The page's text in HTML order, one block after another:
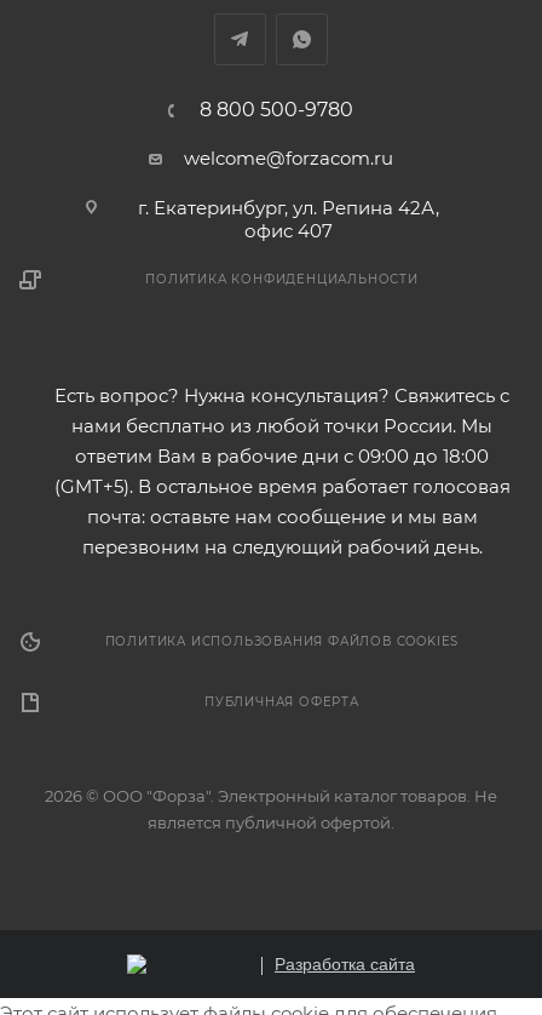
8 800 500-9780
welcome@forzacom.ru
г. Екатеринбург, ул. Репина 42А,
офис 407
ПОЛИТИКА КОНФИДЕНЦИАЛЬНОСТИ
Есть вопрос? Нужна консультация? Свяжитесь с
нами бесплатно из любой точки России. Мы
ответим Вам в рабочие дни с 09:00 до 18:00
(GMT+5). В остальное время работает голосовая
почта: оставьте нам сообщение и мы вам
перезвоним на следующий рабочий день.
ПОЛИТИКА ИСПОЛЬЗОВАНИЯ ФАЙЛОВ COOKIES
ПУБЛИЧНАЯ ОФЕРТА
2026 © ООО "Форза". Электронный каталог товаров. Не
является публичной офертой.
Разработка сайта